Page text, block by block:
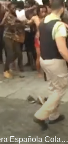
La Frontera Española Colapsa ¿Qué Está Pasando En Ceuta? | Gestión Mundo